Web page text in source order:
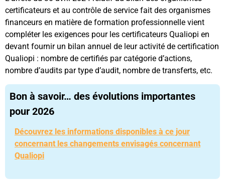
certificateurs et au contrôle de service fait des organismes
financeurs en matière de formation professionnelle vient
compléter les exigences pour les certificateurs Qualiopi en
devant fournir un bilan annuel de leur activité de certification
Qualiopi : nombre de certifiés par catégorie d’actions,
nombre d’audits par type d’audit, nombre de transferts, etc.
Bon à savoir… des évolutions importantes
pour 2026
Découvrez les informations disponibles à ce jour
concernant les changements envisagés concernant
Qualiopi